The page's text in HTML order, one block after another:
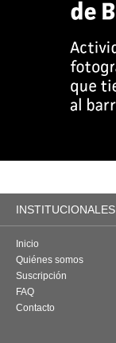
INSTITUCIONALES
Inicio
Quiénes somos
Suscripción
FAQ
Contacto